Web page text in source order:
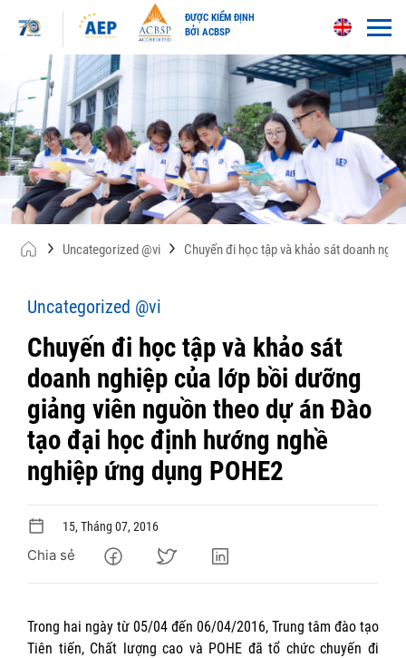
content
ĐƯỢC KIỂM ĐỊNH
BỞI ACBSP
Uncategorized @vi Chuyến đi học tập và khảo sát doanh
Uncategorized @vi
Chuyến đi học tập và khảo sát
doanh nghiệp của lớp bồi dưỡng
giảng viên nguồn theo dự án Đào
tạo đại học định hướng nghề
nghiệp ứng dụng POHE2
15, Tháng 07, 2016
Chia sẻ
Trong hai ngày từ 05/04 đến 06/04/2016, Trung tâm đào tạo
Tiên tiến, Chất lượng cao và POHE đã tổ chức chuyến đi